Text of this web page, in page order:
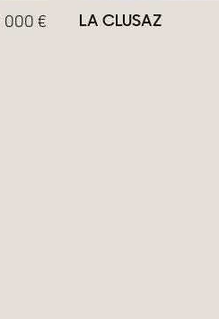
000 € LA CLUSAZ